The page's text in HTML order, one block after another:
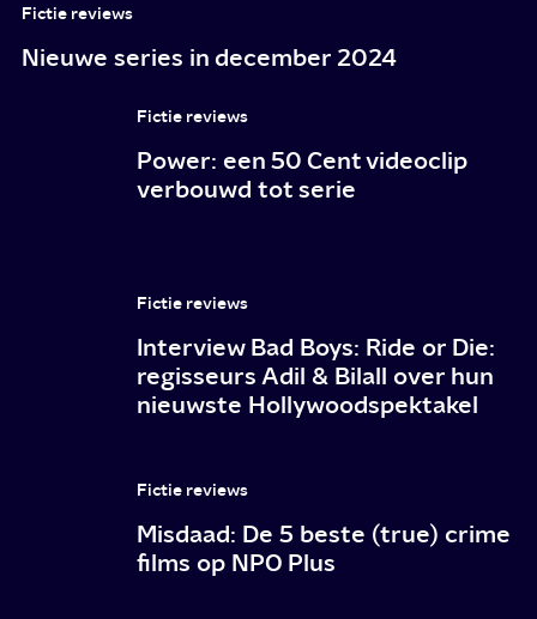
Fictie reviews
Nieuwe series in december 2024
Fictie reviews
Power: een 50 Cent videoclip
verbouwd tot serie
Fictie reviews
Interview Bad Boys: Ride or Die:
regisseurs Adil & Bilall over hun
nieuwste Hollywoodspektakel
Fictie reviews
Misdaad: De 5 beste (true) crime
films op NPO Plus